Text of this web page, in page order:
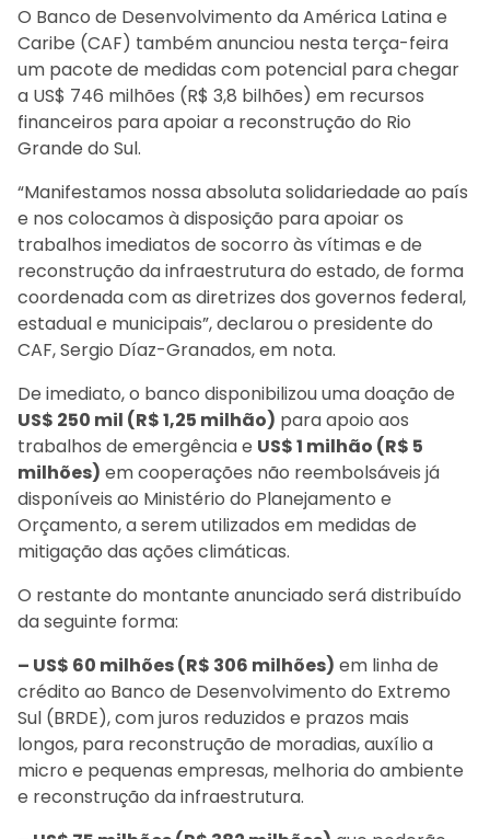
O Banco de Desenvolvimento da América Latina e
Caribe (CAF) também anunciou nesta terça-feira
um pacote de medidas com potencial para chegar
a US$ 746 milhões (R$ 3,8 bilhões) em recursos
financeiros para apoiar a reconstrução do Rio
Grande do Sul.
“Manifestamos nossa absoluta solidariedade ao país
e nos colocamos à disposição para apoiar os
trabalhos imediatos de socorro às vítimas e de
reconstrução da infraestrutura do estado, de forma
coordenada com as diretrizes dos governos federal,
estadual e municipais”, declarou o presidente do
CAF, Sergio Díaz-Granados, em nota.
De imediato, o banco disponibilizou uma doação de
US$ 250 mil (R$ 1,25 milhão) para apoio aos
trabalhos de emergência e US$ 1 milhão (R$ 5
milhões) em cooperações não reembolsáveis já
disponíveis ao Ministério do Planejamento e
Orçamento, a serem utilizados em medidas de
mitigação das ações climáticas.
O restante do montante anunciado será distribuído
da seguinte forma:
– US$ 60 milhões (R$ 306 milhões) em linha de
crédito ao Banco de Desenvolvimento do Extremo
Sul (BRDE), com juros reduzidos e prazos mais
longos, para reconstrução de moradias, auxílio a
micro e pequenas empresas, melhoria do ambiente
e reconstrução da infraestrutura.